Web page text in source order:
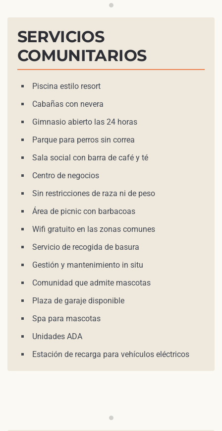
Estación de barbacoa al aire
SERVICIOS
COMUNITARIOS
Piscina estilo resort
Cabañas con nevera
Gimnasio abierto las 24 horas
Parque para perros sin correa
Sala social con barra de café y té
Centro de negocios
Sin restricciones de raza ni de peso
Área de picnic con barbacoas
Wifi gratuito en las zonas comunes
Servicio de recogida de basura
Gestión y mantenimiento in situ
Comunidad que admite mascotas
Plaza de garaje disponible
Spa para mascotas
Unidades ADA
Estación de recarga para vehículos eléctricos
Cocina abierta